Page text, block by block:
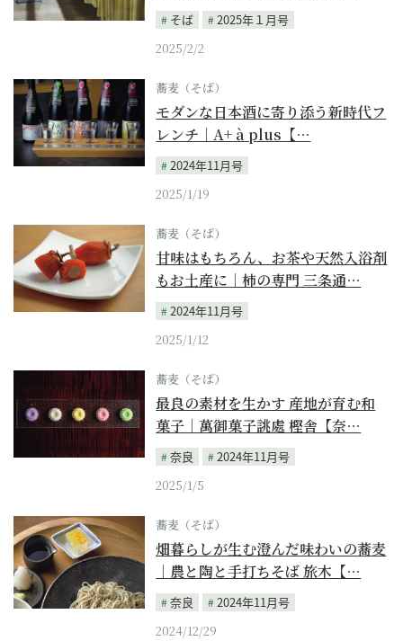
そば
2025年１月号
2025/2/2
蕎麦（そば）
モダンな日本酒に寄り添う新時代フ
レンチ｜A+ à plus【…
2024年11月号
2025/1/19
蕎麦（そば）
甘味はもちろん、お茶や天然入浴剤
もお土産に｜柿の専門 三条通…
2024年11月号
2025/1/12
蕎麦（そば）
最良の素材を生かす 産地が育む和
菓子｜萬御菓子誂處 樫舎【奈…
奈良
2024年11月号
2025/1/5
蕎麦（そば）
畑暮らしが生む澄んだ味わいの蕎麦
｜農と陶と手打ちそば 旅木【…
奈良
2024年11月号
2024/12/29